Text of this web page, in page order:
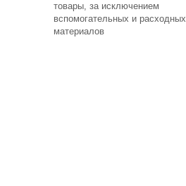
товары, за исключением
вспомогательных и расходных
материалов